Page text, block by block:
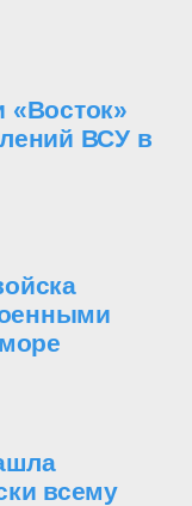
«Восток»
ВСУ в
всему